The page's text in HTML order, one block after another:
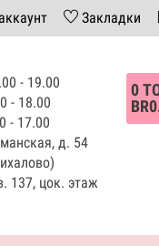
Закладки
- 19.00
- 18.00
- 17.00
д. 54
137, цок. этаж
0